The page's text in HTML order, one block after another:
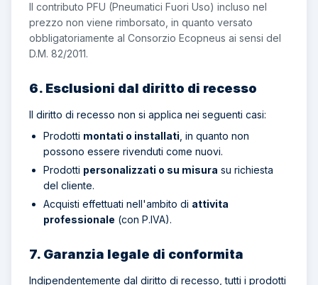
Il contributo PFU (Pneumatici Fuori Uso) incluso nel
prezzo non viene rimborsato, in quanto versato
obbligatoriamente al Consorzio Ecopneus ai sensi del
D.M. 82/2011.
6. Esclusioni dal diritto di recesso
Il diritto di recesso non si applica nei seguenti casi:
Prodotti montati o installati , in quanto non
possono essere rivenduti come nuovi.
Prodotti personalizzati o su misura su richiesta
del cliente.
Acquisti effettuati nell'ambito di attivita
professionale (con P.IVA).
7. Garanzia legale di conformita
Indipendentemente dal diritto di recesso, tutti i prodotti